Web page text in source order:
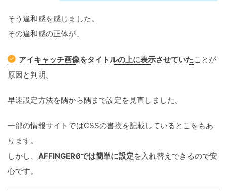
そう違和感を感じました。
その違和感の正体が、
アイキャッチ画像をタイトルの上に表示させていたことが
原因と判明。
早速設定方法を隅から隅まで設定を見直しました。
一部の情報サイトではCSSの書換を記載しているとこをもあ
ります。
しかし、 AFFINGER6では簡単に設定を入れ替えできるので安
心です。